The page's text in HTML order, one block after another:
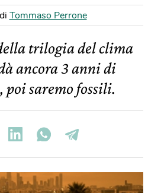
di Tommaso Perrone
trilogia del clima
ancora 3 anni di
poi saremo fossili.